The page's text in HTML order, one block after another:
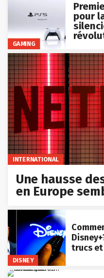
GAMING
pour
INTERNATIONAL
Une hausse
en Europe
DISNEY
trucs